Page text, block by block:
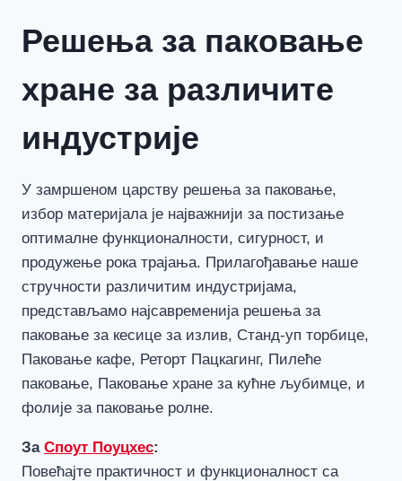
Решења за паковање
хране за различите
индустрије
У замршеном царству решења за паковање,
избор материјала је најважнији за постизање
оптималне функционалности, сигурност, и
продужење рока трајања. Прилагођавање наше
стручности различитим индустријама,
представљамо најсавременија решења за
паковање за кесице за излив, Станд-уп торбице,
Паковање кафе, Реторт Пацкагинг, Пилеће
паковање, Паковање хране за кућне љубимце, и
фолије за паковање ролне.
За Споут Поуцхес:
Повећајте практичност и функционалност са